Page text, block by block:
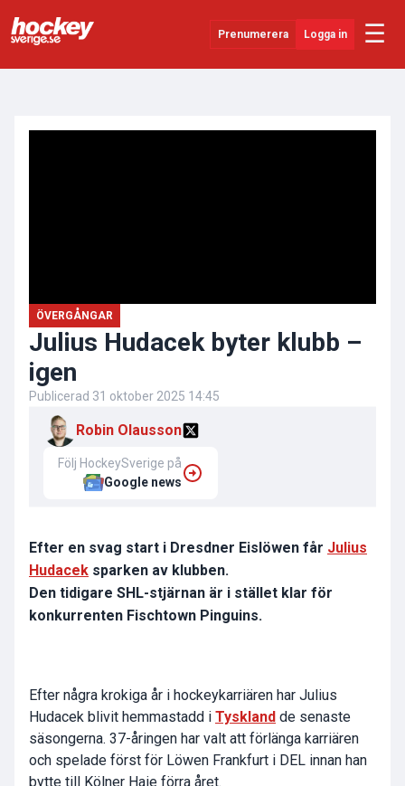
Prenumerera Logga in ☰
ÖVERGÅNGAR
Julius Hudacek byter klubb –
igen
Publicerad 31 oktober 2025 14:45
Robin Olausson
Följ HockeySverige på
Google news
Efter en svag start i Dresdner Eislöwen får Julius
Hudacek sparken av klubben.
Den tidigare SHL-stjärnan är i stället klar för
konkurrenten Fischtown Pinguins.
Efter några krokiga år i hockeykarriären har Julius
Hudacek blivit hemmastadd i Tyskland de senaste
säsongerna. 37-åringen har valt att förlänga karriären
och spelade först för Löwen Frankfurt i DEL innan han
bytte till Kölner Haie förra året.